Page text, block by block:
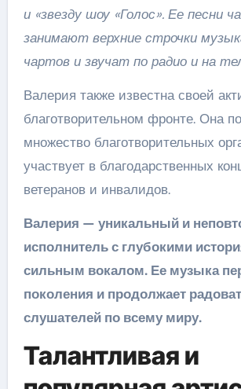
и «звезду шоу «Голос». Ее песни
занимают верхние строчки
чартов и звучат по радио и на
Валерия также известна своей
благотворительном фронте. Она
множество благотворительных
участвует в благодарственных
ветеранов и инвалидов.
Валерия — уникальный и
исполнитель с глубокими
сильным вокалом. Ее музыка
поколения и продолжает
слушателей по всему миру.
Талантливая и